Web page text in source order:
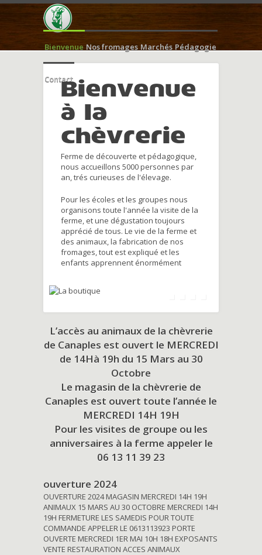
Bienvenue Nos fromages Marchés Pédagogie
ContactBienvenue
à la
chèvrerie
Ferme de découverte et pédagogique,
nous accueillons 5000 personnes par
an, trés curieuses de l'élevage.
Pour les écoles et les groupes nous
organisons toute l'année la visite de la
ferme, et une dégustation toujours
apprécié de tous. Le vie de la ferme et
des animaux, la fabrication de nos
fromages, tout est expliqué et les
enfants apprennent énormément
L’accès au animaux de la chèvrerie
de Canaples est ouvert le MERCREDI
de 14Hà 19h du 15 Mars au 30
Octobre
Le magasin de la chèvrerie de
Canaples est ouvert toute l’année le
MERCREDI 14H 19H
Pour les visites de groupe ou les
anniversaires à la ferme appeler le
06 13 11 39 23
ouverture 2024
OUVERTURE 2024 MAGASIN MERCREDI 14H 19H
ANIMAUX 15 MARS AU 30 OCTOBRE MERCREDI 14H
19H FERMETURE LES SAMEDIS POUR TOUTE
COMMANDE APPELER LE 0613113923 PORTE
OUVERTE MERCREDI 1ER MAI 10H 18H EXPOSANTS
VENTE RESTAURATION ACCES ANIMAUX